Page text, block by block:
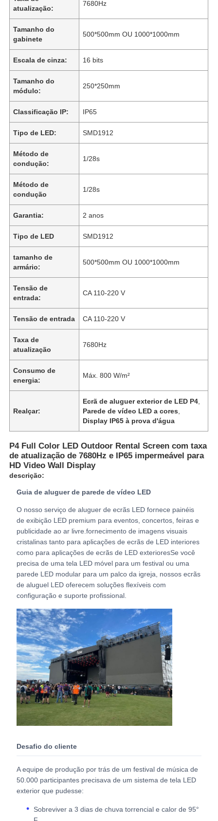
Para casa
Produtos
Vídeos
Espetáculo VR
Sobre nós
Visita à Fábrica
Contacte-nos
Notícias
Casos
Solicitar Orçamento
Vídeo Wall Display de LED
Tela da tela LED
Tela do diodo emissor de luz do concerto
Aluguer de ecrãs de LED
Parede de vídeo led de cobra
Exibição de LED transparente
atualização:
7680Hz
Tamanho do
gabinete
500*500mm OU 1000*1000mm
Escala de cinza: 16 bits
Tamanho do
módulo:
250*250mm
Classificação IP: IP65
Tipo de LED: SMD1912
Método de
condução:
1/28s
Método de
condução
1/28s
Garantia: 2 anos
Tipo de LED SMD1912
tamanho de
armário:
500*500mm OU 1000*1000mm
Tensão de
entrada:
CA 110-220 V
Tensão de entrada CA 110-220 V
Taxa de
atualização
7680Hz
Consumo de
energia:
Máx. 800 W/m²
Realçar:
Ecrã de aluguer exterior de LED P4
Parede de vídeo LED a cores
Display IP65 à prova d'água
P4 Full Color LED Outdoor Rental Screen com taxa
de atualização de 7680Hz e IP65 impermeável para
HD Video Wall Display
descrição:
Guia de aluguer de parede de vídeo LED
O nosso serviço de aluguer de ecrãs LED fornece painéis
de exibição LED premium para eventos, concertos, feiras e
publicidade ao ar livre.fornecimento de imagens visuais
cristalinas tanto para aplicações de ecrãs de LED interiores
como para aplicações de ecrãs de LED exterioresSe você
precisa de uma tela LED móvel para um festival ou uma
parede LED modular para um palco da igreja, nossos ecrãs
de aluguel LED oferecem soluções flexíveis com
configuração e suporte profissional.
Desafio do cliente
A equipe de produção por trás de um festival de música de
50.000 participantes precisava de um sistema de tela LED
exterior que pudesse:
Sobreviver a 3 dias de chuva torrencial e calor de 95°